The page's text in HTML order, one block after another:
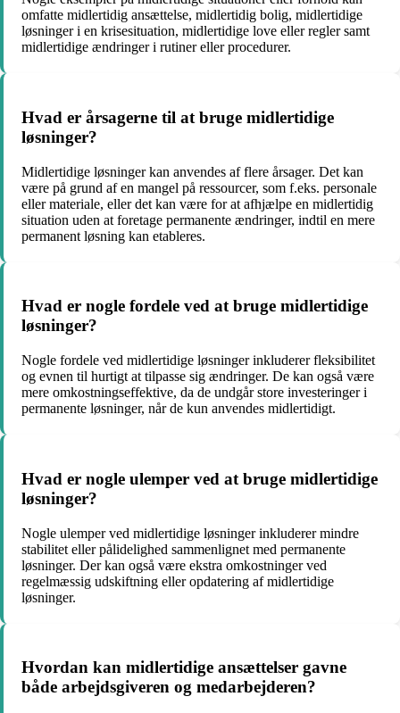
omfatte midlertidig ansættelse, midlertidig bolig, midlertidige
løsninger i en krisesituation, midlertidige love eller regler samt
midlertidige ændringer i rutiner eller procedurer.
Hvad er årsagerne til at bruge midlertidige
løsninger?
Midlertidige løsninger kan anvendes af flere årsager. Det kan
være på grund af en mangel på ressourcer, som f.eks. personale
eller materiale, eller det kan være for at afhjælpe en midlertidig
situation uden at foretage permanente ændringer, indtil en mere
permanent løsning kan etableres.
Hvad er nogle fordele ved at bruge midlertidige
løsninger?
Nogle fordele ved midlertidige løsninger inkluderer fleksibilitet
og evnen til hurtigt at tilpasse sig ændringer. De kan også være
mere omkostningseffektive, da de undgår store investeringer i
permanente løsninger, når de kun anvendes midlertidigt.
Hvad er nogle ulemper ved at bruge midlertidige
løsninger?
Nogle ulemper ved midlertidige løsninger inkluderer mindre
stabilitet eller pålidelighed sammenlignet med permanente
løsninger. Der kan også være ekstra omkostninger ved
regelmæssig udskiftning eller opdatering af midlertidige
løsninger.
Hvordan kan midlertidige ansættelser gavne
både arbejdsgiveren og medarbejderen?